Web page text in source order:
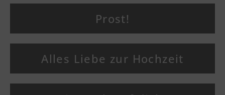
Prost!
Alles Liebe zur Hochzeit